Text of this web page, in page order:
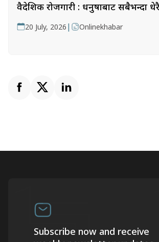
वैदेशिक रोजगारी : धनुषाबाट सबैभन्दा
20 July, 2026 | Onlinekhabar
Subscribe now and receive